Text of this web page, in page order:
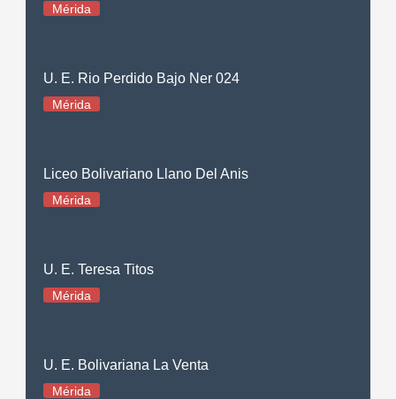
Mérida
U. E. Rio Perdido Bajo Ner 024
Mérida
Liceo Bolivariano Llano Del Anis
Mérida
U. E. Teresa Titos
Mérida
U. E. Bolivariana La Venta
Mérida